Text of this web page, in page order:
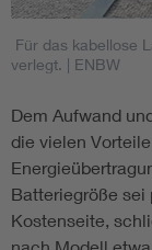
Für das kabellose
verlegt. | ENBW
Dem Aufwand
die vielen
Batteriegröße
Kostenseite,